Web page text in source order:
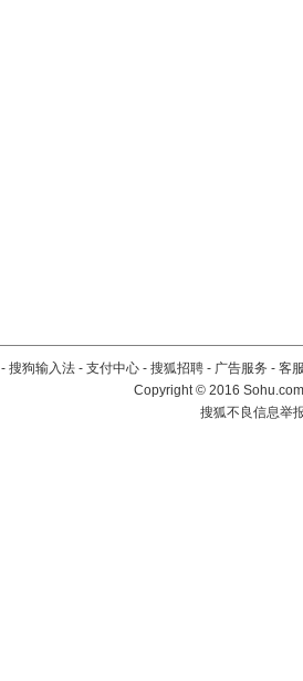
- 搜狗输入法 - 支付中心 - 搜狐招聘 - 广告服务 - 客
Copyright©2016
搜狐不良信息举